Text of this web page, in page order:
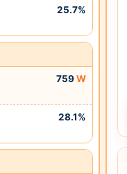
25.7%
759W
28.1%